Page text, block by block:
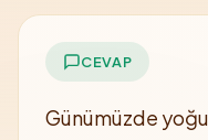
CEVAP
Günümüzde